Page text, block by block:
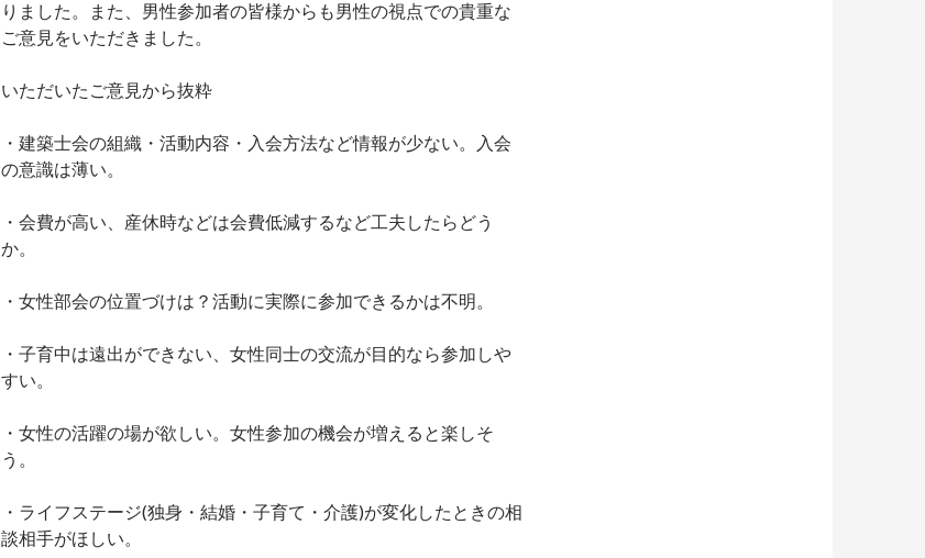
りました。また、男性参加者の皆様からも男性の視点での貴重な
ご意見をいただきました。
いただいたご意見から抜粋
・建築士会の組織・活動内容・入会方法など情報が少ない。入会
の意識は薄い。
・会費が高い、産休時などは会費低減するなど工夫したらどう
か。
・女性部会の位置づけは？活動に実際に参加できるかは不明。
・子育中は遠出ができない、女性同士の交流が目的なら参加しや
すい。
・女性の活躍の場が欲しい。女性参加の機会が増えると楽しそ
う。
・ライフステージ(独身・結婚・子育て・介護)が変化したときの相
談相手がほしい。